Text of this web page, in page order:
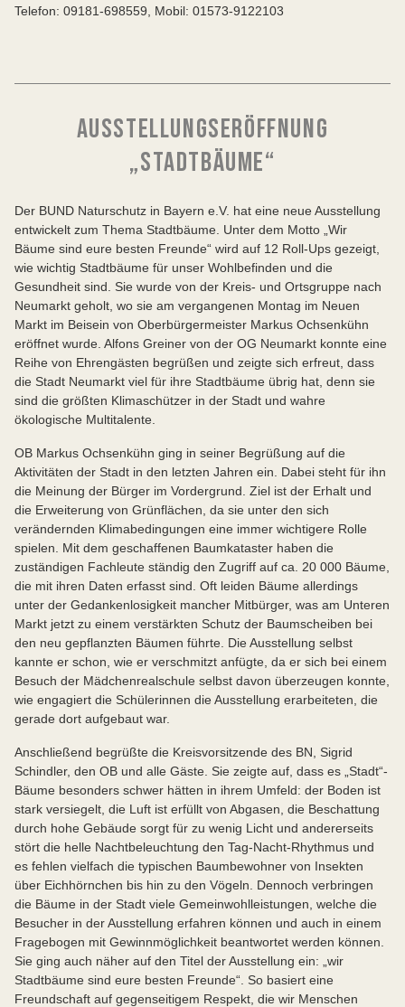
Telefon: 09181-698559, Mobil: 01573-9122103
AUSSTELLUNGSERÖFFNUNG
„STADTBÄUME“
Der BUND Naturschutz in Bayern e.V. hat eine neue Ausstellung
entwickelt zum Thema Stadtbäume. Unter dem Motto „Wir
Bäume sind eure besten Freunde“ wird auf 12 Roll-Ups gezeigt,
wie wichtig Stadtbäume für unser Wohlbefinden und die
Gesundheit sind. Sie wurde von der Kreis- und Ortsgruppe nach
Neumarkt geholt, wo sie am vergangenen Montag im Neuen
Markt im Beisein von Oberbürgermeister Markus Ochsenkühn
eröffnet wurde. Alfons Greiner von der OG Neumarkt konnte eine
Reihe von Ehrengästen begrüßen und zeigte sich erfreut, dass
die Stadt Neumarkt viel für ihre Stadtbäume übrig hat, denn sie
sind die größten Klimaschützer in der Stadt und wahre
ökologische Multitalente.
OB Markus Ochsenkühn ging in seiner Begrüßung auf die
Aktivitäten der Stadt in den letzten Jahren ein. Dabei steht für ihn
die Meinung der Bürger im Vordergrund. Ziel ist der Erhalt und
die Erweiterung von Grünflächen, da sie unter den sich
verändernden Klimabedingungen eine immer wichtigere Rolle
spielen. Mit dem geschaffenen Baumkataster haben die
zuständigen Fachleute ständig den Zugriff auf ca. 20 000 Bäume,
die mit ihren Daten erfasst sind. Oft leiden Bäume allerdings
unter der Gedankenlosigkeit mancher Mitbürger, was am Unteren
Markt jetzt zu einem verstärkten Schutz der Baumscheiben bei
den neu gepflanzten Bäumen führte. Die Ausstellung selbst
kannte er schon, wie er verschmitzt anfügte, da er sich bei einem
Besuch der Mädchenrealschule selbst davon überzeugen konnte,
wie engagiert die Schülerinnen die Ausstellung erarbeiteten, die
gerade dort aufgebaut war.
Anschließend begrüßte die Kreisvorsitzende des BN, Sigrid
Schindler, den OB und alle Gäste. Sie zeigte auf, dass es „Stadt“-
Bäume besonders schwer hätten in ihrem Umfeld: der Boden ist
stark versiegelt, die Luft ist erfüllt von Abgasen, die Beschattung
durch hohe Gebäude sorgt für zu wenig Licht und andererseits
stört die helle Nachtbeleuchtung den Tag-Nacht-Rhythmus und
es fehlen vielfach die typischen Baumbewohner von Insekten
über Eichhörnchen bis hin zu den Vögeln. Dennoch verbringen
die Bäume in der Stadt viele Gemeinwohlleistungen, welche die
Besucher in der Ausstellung erfahren können und auch in einem
Fragebogen mit Gewinnmöglichkeit beantwortet werden können.
Sie ging auch näher auf den Titel der Ausstellung ein: „wir
Stadtbäume sind eure besten Freunde“. So basiert eine
Freundschaft auf gegenseitigem Respekt, die wir Menschen